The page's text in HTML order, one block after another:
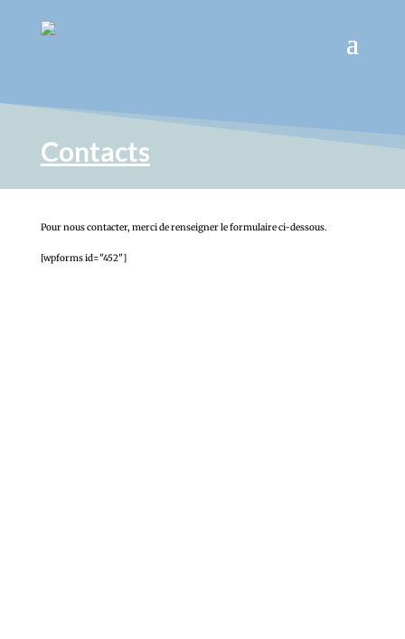
Contacts
Pour nous contacter, merci de renseigner le formulaire ci-dessous.
[wpforms id="452"]